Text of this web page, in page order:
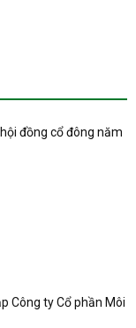
đồng cổ đông năm
Công ty Cổ phần Môi